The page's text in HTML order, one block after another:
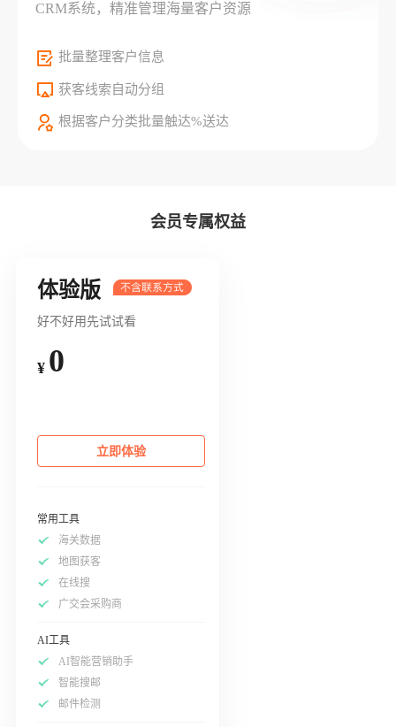
CRM系统，精准管理海量客户资源
批量整理客户信息
获客线索自动分组
根据客户分类批量触达%送达
会员专属权益
体验版
好不好用先试试看
¥ 0
立即体验
常用工具
海关数据
地图获客
在线搜
广交会采购商
AI工具
AI智能营销助手
智能搜邮
邮件检测